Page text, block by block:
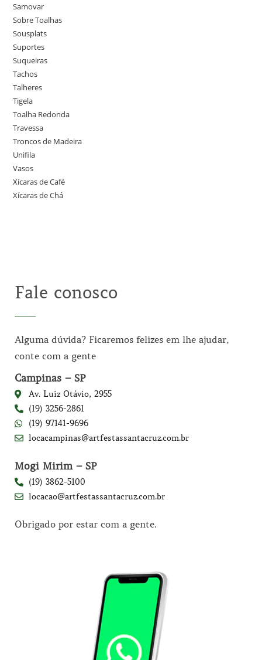
Samovar
Sobre Toalhas
Sousplats
Suportes
Suqueiras
Tachos
Talheres
Tigela
Toalha Redonda
Travessa
Troncos de Madeira
Unifila
Vasos
Xícaras de Café
Xícaras de Chá
Fale conosco
Alguma dúvida? Ficaremos felizes em lhe ajudar,
conte com a gente
Campinas – SP
Av. Luiz Otávio, 2955
(19) 3256-2861
(19) 97141-9696
locacampinas@artfestassantacruz.com.br
Mogi Mirim – SP
(19) 3862-5100
locacao@artfestassantacruz.com.br
Obrigado por estar com a gente.